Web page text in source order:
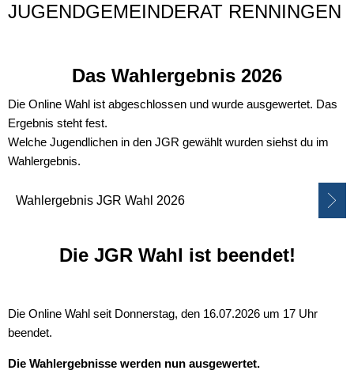
JUGENDGEMEINDERAT RENNINGEN
Das Wahlergebnis 2026
Die Online Wahl ist abgeschlossen und wurde ausgewertet. Das
Ergebnis steht fest.
Welche Jugendlichen in den JGR gewählt wurden siehst du im
Wahlergebnis.
Wahlergebnis JGR Wahl 2026
Die JGR Wahl ist beendet!
Die Online Wahl seit Donnerstag, den 16.07.2026 um 17 Uhr
beendet.
Die Wahlergebnisse werden nun ausgewertet.